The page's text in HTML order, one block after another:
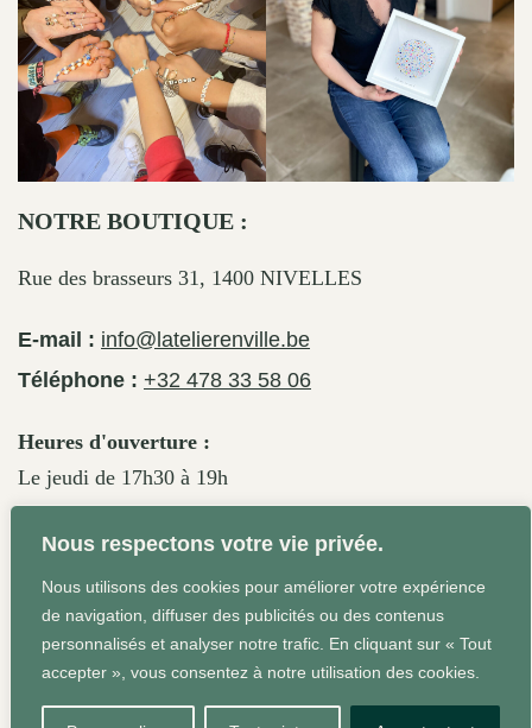
Nous respectons votre vie privée.
Nous utilisons des cookies pour améliorer votre expérience
de navigation, diffuser des publicités ou des contenus
personnalisés et analyser notre trafic. En cliquant sur « Tout
accepter », vous consentez à notre utilisation des cookies.
NOTRE BOUTIQUE :
Rue des brasseurs 31, 1400 NIVELLES
E-mail : info@latelierenville.be
Téléphone : +32 478 33 58 06
Heures d'ouverture :
Le jeudi de 17h30 à 19h
Le vendredi de 17h30 à 19h30
Le samedi de 11h30 à 19h
Conditions Générales
Site web réalisé par Agrum'ent -
Squeeze your brand!